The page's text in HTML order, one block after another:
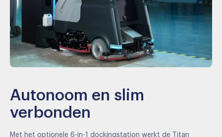
Autonoom en slim
verbonden
Met het optionele 6-in-1 dockingstation werkt de Titan